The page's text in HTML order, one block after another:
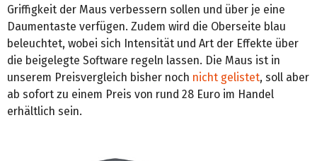
Griffigkeit der Maus verbessern sollen und über je eine
Daumentaste verfügen. Zudem wird die Oberseite blau
beleuchtet, wobei sich Intensität und Art der Effekte über
die beigelegte Software regeln lassen. Die Maus ist in
unserem Preisvergleich bisher noch nicht gelistet, soll aber
ab sofort zu einem Preis von rund 28 Euro im Handel
erhältlich sein.